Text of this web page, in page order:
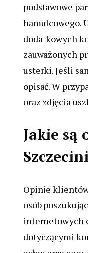
podstawowe
hamulcowego.
dodatkowych
zauważonych
usterki. Jeśli
opisać. W
oraz zdjęcia
Jakie są
Opinie
osób
internetowych
dotyczącymi